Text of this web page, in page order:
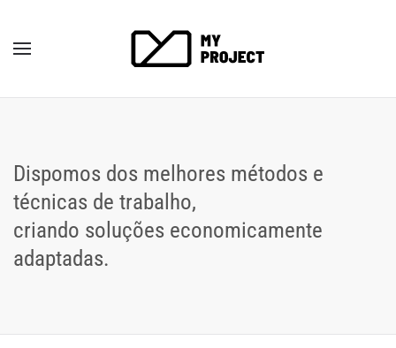
Dispomos dos melhores métodos e
técnicas de trabalho,
criando soluções economicamente
adaptadas.